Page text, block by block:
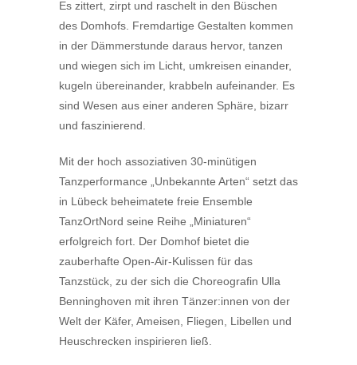
Es zittert, zirpt und raschelt in den Büschen
des Domhofs. Fremdartige Gestalten kommen
in der Dämmerstunde daraus hervor, tanzen
und wiegen sich im Licht, umkreisen einander,
kugeln übereinander, krabbeln aufeinander. Es
sind Wesen aus einer anderen Sphäre, bizarr
und faszinierend.
Mit der hoch assoziativen 30-minütigen
Tanzperformance „Unbekannte Arten“ setzt das
in Lübeck beheimatete freie Ensemble
TanzOrtNord seine Reihe „Miniaturen“
erfolgreich fort. Der Domhof bietet die
zauberhafte Open-Air-Kulissen für das
Tanzstück, zu der sich die Choreografin Ulla
Benninghoven mit ihren Tänzer:innen von der
Welt der Käfer, Ameisen, Fliegen, Libellen und
Heuschrecken inspirieren ließ.